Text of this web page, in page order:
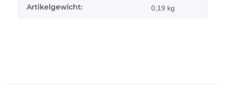
Artikelgewicht: 0,19 kg